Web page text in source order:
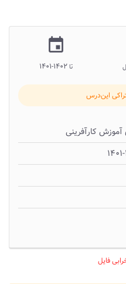
insert_invitation
تا۱۴۰۲-۱۴۰۱
این‌درس
آموزش کارآفرینی
فایل